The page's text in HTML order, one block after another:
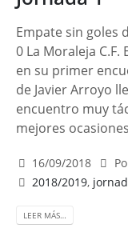
Empate sin goles
0 La Moraleja C.F.
en su primer
de Javier Arroyo
encuentro muy
mejores
16/09/2018
2018/2019,
LEER MÁS…